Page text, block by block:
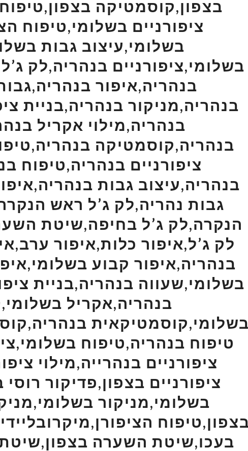
בצפון,קוסמטיקה בצפון,טיפוח
ציפורניים בשלומי,טיפוח
בשלומי,עיצוב גבות
בשלומי,ציפורניים בנהריה,לק
בנהריה,איפור
בנהריה,מניקור בנהריה,בניית
בנהריה,מילוי אקריל
בנהריה,קוסמטיקה
ציפורניים בנהריה,טיפוח
בנהריה,עיצוב גבות
גבות נהריה,לק ג’ל ראש
הנקרה,לק ג’ל בחיפה,שיטת
לק ג’ל,איפור כלות,איפור
בנהריה,איפור קבוע
בשלומי,שעווה בנהריה,בניית
בנהריה,אקריל
בשלומי,קוסמטיקאית
טיפוח בנהריה,טיפוח
ציפורניים בנהרייה,מילוי
ציפורניים בצפון,פדיקור
בשלומי,מניקור
בעכו,שיטת השערה